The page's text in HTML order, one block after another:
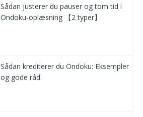
Sådan justerer du pauser og tom tid i
Ondoku-oplæsning 【2 typer】
Sådan krediterer du Ondoku: Eksempler
og gode råd.